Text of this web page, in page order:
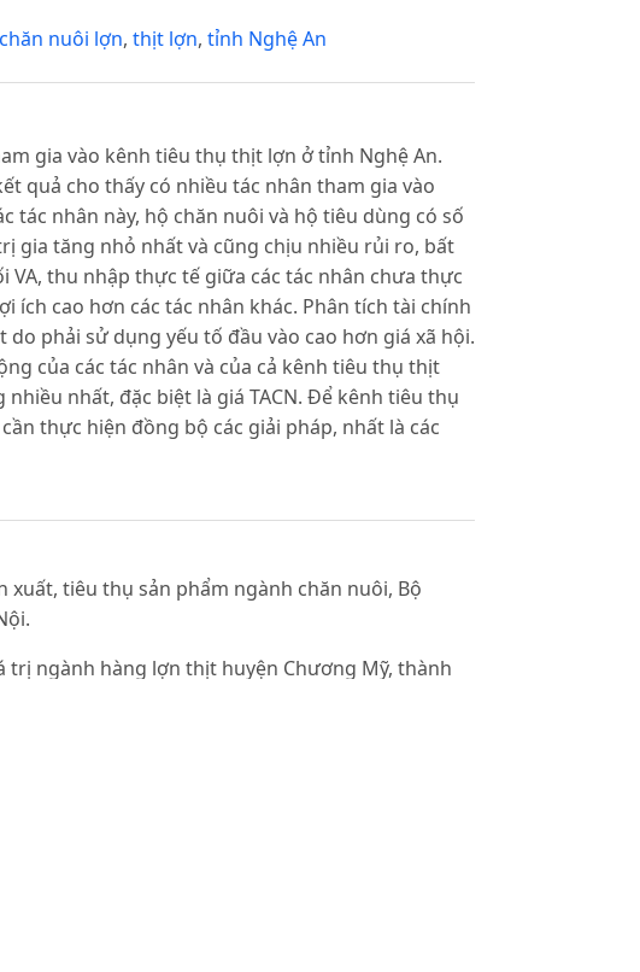
nuôi lợn, thịt lợn, tỉnh Nghệ An
gia vào kênh tiêu thụ thịt lợn ở tỉnh Nghệ An.
quả cho thấy có nhiều tác nhân tham gia vào
tác nhân này, hộ chăn nuôi và hộ tiêu dùng có số
gia tăng nhỏ nhất và cũng chịu nhiều rủi ro, bất
VA, thu nhập thực tế giữa các tác nhân chưa thực
ích cao hơn các tác nhân khác. Phân tích tài chính
phải sử dụng yếu tố đầu vào cao hơn giá xã hội.
của các tác nhân và của cả kênh tiêu thụ thịt
nhất, đặc biệt là giá TACN. Để kênh tiêu thụ
thực hiện đồng bộ các giải pháp, nhất là các
xuất, tiêu thụ sản phẩm ngành chăn nuôi, Bộ
trị ngành hàng lợn thịt huyện Chương Mỹ, thành